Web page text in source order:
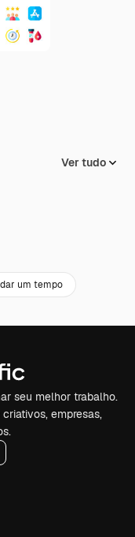
Ver tudo
dar um tempo
seu melhor trabalho.
empresas,